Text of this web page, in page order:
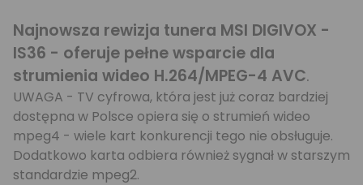
Najnowsza rewizja tunera MSI DIGIVOX -
IS36 - oferuje pełne wsparcie dla
strumienia wideo H.264/MPEG-4 AVC.
UWAGA - TV cyfrowa, która jest już coraz bardziej
dostępna w Polsce opiera się o strumień wideo
mpeg4 - wiele kart konkurencji tego nie obsługuje.
Dodatkowo karta odbiera również sygnał w starszym
standardzie mpeg2.